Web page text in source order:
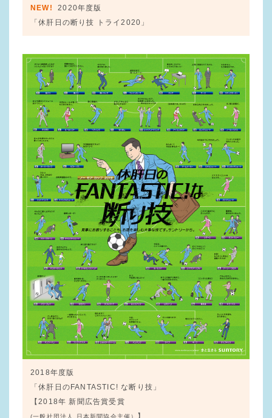
NEW!
2020年度版
「休肝日の断り技 トライ2020」
2018年度版
「休肝日のFANTASTIC! な断り技」
【2018年 新聞広告賞受賞
(一般社団法人 日本新聞協会主催） 】